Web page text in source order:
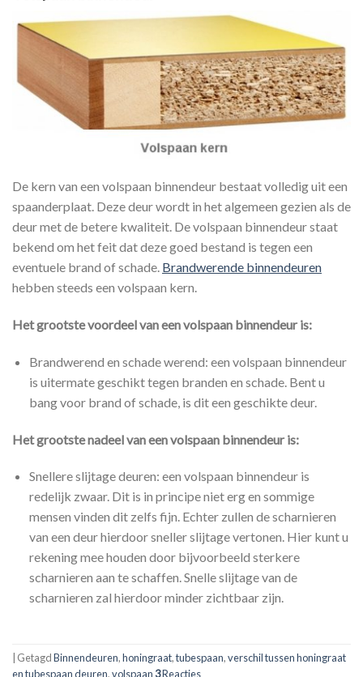
De kern van een volspaan binnendeur bestaat volledig uit een
spaanderplaat. Deze deur wordt in het algemeen gezien als de
deur met de betere kwaliteit. De volspaan binnendeur staat
bekend om het feit dat deze goed bestand is tegen een
eventuele brand of schade. Brandwerende binnendeuren
hebben steeds een volspaan kern.
Het grootste voordeel van een volspaan binnendeur is:
Brandwerend en schade werend: een volspaan binnendeur
is uitermate geschikt tegen branden en schade. Bent u
bang voor brand of schade, is dit een geschikte deur.
Het grootste nadeel van een volspaan binnendeur is:
Snellere slijtage deuren: een volspaan binnendeur is
redelijk zwaar. Dit is in principe niet erg en sommige
mensen vinden dit zelfs fijn. Echter zullen de scharnieren
van een deur hierdoor sneller slijtage vertonen. Hier kunt u
rekening mee houden door bijvoorbeeld sterkere
scharnieren aan te schaffen. Snelle slijtage van de
scharnieren zal hierdoor minder zichtbaar zijn.
Getagd Binnendeuren, honingraat,tubespaan,verschil tussen honingraat
en tubespaan deuren,volspaan 3Reacties